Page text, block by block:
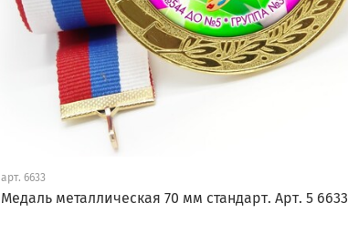
арт.6633
Медаль металлическая 70 мм стандарт. Арт. 5 6633